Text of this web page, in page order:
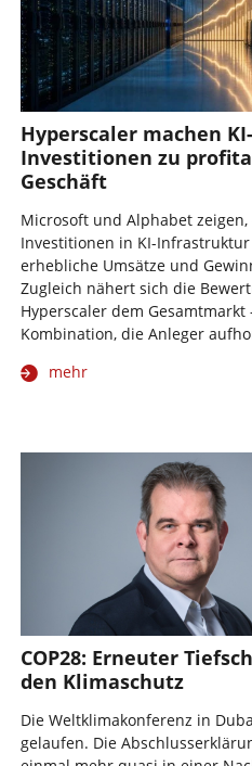
Hyperscaler machen KI-
Investitionen zu
Geschäft
Microsoft und Alphabet zeigen,
Investitionen in KI-
erhebliche Umsätze und
Zugleich nähert sich die
Hyperscaler dem Gesamtmarkt
Kombination, die Anleger
mehr
COP28: Erneuter
den Klimaschutz
Die Weltklimakonferenz in
gelaufen. Die